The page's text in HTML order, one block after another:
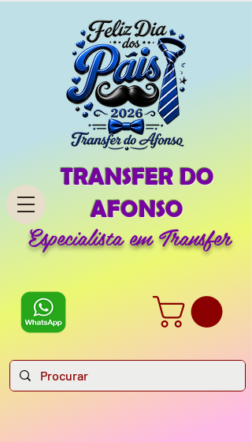
Especialista em Transfer
TRANSFER DO
AFONSO